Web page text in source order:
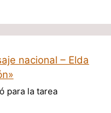
nacional – Elda
para la tarea